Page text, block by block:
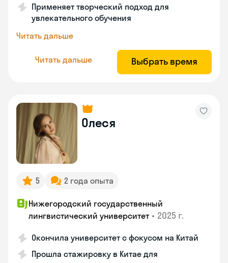
Применяет творческий подход для
увлекательного обучения
Читать дальше
Читать дальше Выбрать время
Олеся
5 2 года опыта
Нижегородский государственный
лингвистический университет • 2025 г.
Окончила университет с фокусом на Китай
Прошла стажировку в Китае для